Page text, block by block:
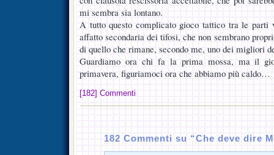
mi sembra sia lontano.
A tutto questo complicato gioco tattico tra le parti
affatto secondaria dei tifosi, che non sembrano
di quello che rimane, secondo me, uno dei migliori
Guardiamo ora chi fa la prima mossa, ma il
primavera, figuriamoci ora che abbiamo più caldo…
[182] Commenti
182 Commenti su “Che deve dire